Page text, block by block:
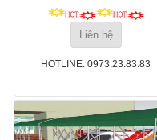
Liên hệ
HOTLINE: 0973.23.83.83